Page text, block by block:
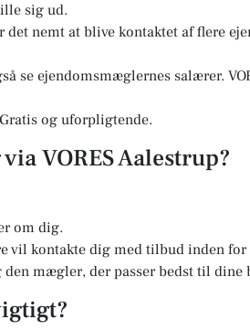
sig ud.
det nemt at blive kontaktet af flere
se ejendomsmæglernes salærer.
og uforpligtende.
VORES Aalestrup?
om dig.
vil kontakte dig med tilbud inden for
mægler, der passer bedst til dine